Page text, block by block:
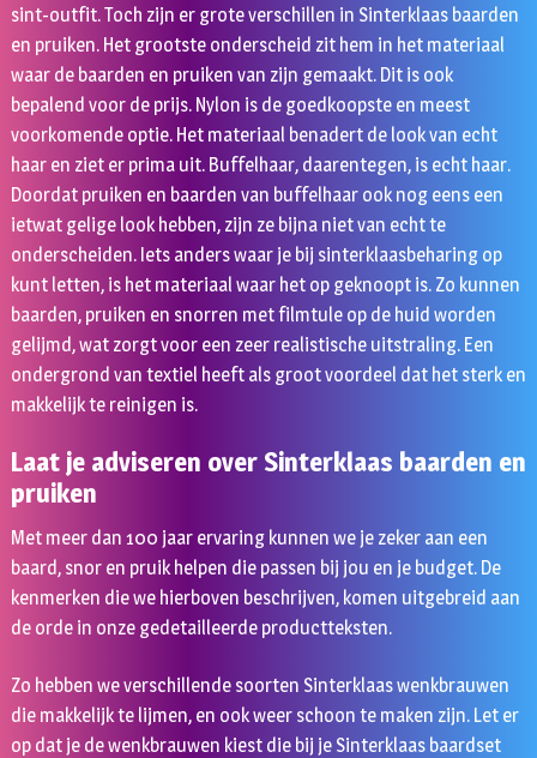
sint-outfit. Toch zijn er grote verschillen in Sinterklaas baarden
en pruiken. Het grootste onderscheid zit hem in het materiaal
waar de baarden en pruiken van zijn gemaakt. Dit is ook
bepalend voor de prijs. Nylon is de goedkoopste en meest
voorkomende optie. Het materiaal benadert de look van echt
haar en ziet er prima uit. Buffelhaar, daarentegen, is echt haar.
Doordat pruiken en baarden van buffelhaar ook nog eens een
ietwat gelige look hebben, zijn ze bijna niet van echt te
onderscheiden. Iets anders waar je bij sinterklaasbeharing op
kunt letten, is het materiaal waar het op geknoopt is. Zo kunnen
baarden, pruiken en snorren met filmtule op de huid worden
gelijmd, wat zorgt voor een zeer realistische uitstraling. Een
ondergrond van textiel heeft als groot voordeel dat het sterk en
makkelijk te reinigen is.
Laat je adviseren over Sinterklaas baarden en
pruiken
Met meer dan 100 jaar ervaring kunnen we je zeker aan een
baard, snor en pruik helpen die passen bij jou en je budget. De
kenmerken die we hierboven beschrijven, komen uitgebreid aan
de orde in onze gedetailleerde productteksten.
Zo hebben we verschillende soorten Sinterklaas wenkbrauwen
die makkelijk te lijmen, en ook weer schoon te maken zijn. Let er
op dat je de wenkbrauwen kiest die bij je Sinterklaas baardset